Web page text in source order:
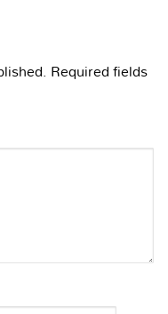
Required fields